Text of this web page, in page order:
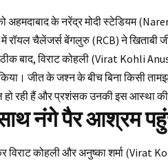
अहमदाबाद के नरेंद्र मोदी स्टेडियम
रॉयल चैलेंजर्स बेंगलुरु (RCB) ने खिताबी
बाद, विराट कोहली (Virat Kohli
जीत के जश्न के बीच बिना किसी
हो रही हैं और प्रशंसक उनकी इस आस्था
नंगे पैर आश्रम
कोहली और अनुष्का शर्मा (Virat